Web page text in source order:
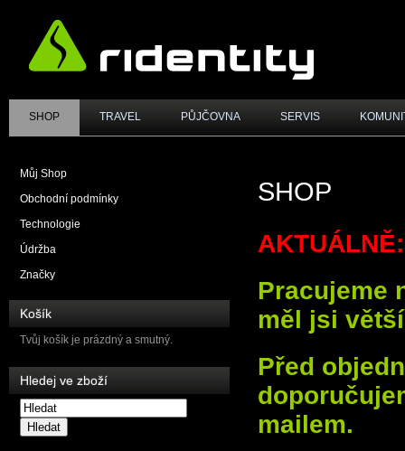
SHOP TRAVEL PŮJČOVNA SERVIS
Můj Shop
Obchodní podmínky
Technologie
Údržba
Značky
Košík
Tvůj košík je prázdný a smutný.
Hledej ve zboží
Hledat
SHOP
AKTUÁLNĚ:
Pracujeme
měl jsi
Před
mailem.